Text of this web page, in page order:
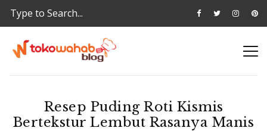
Resep Puding Roti Kismis
Bertekstur Lembut Rasanya Manis